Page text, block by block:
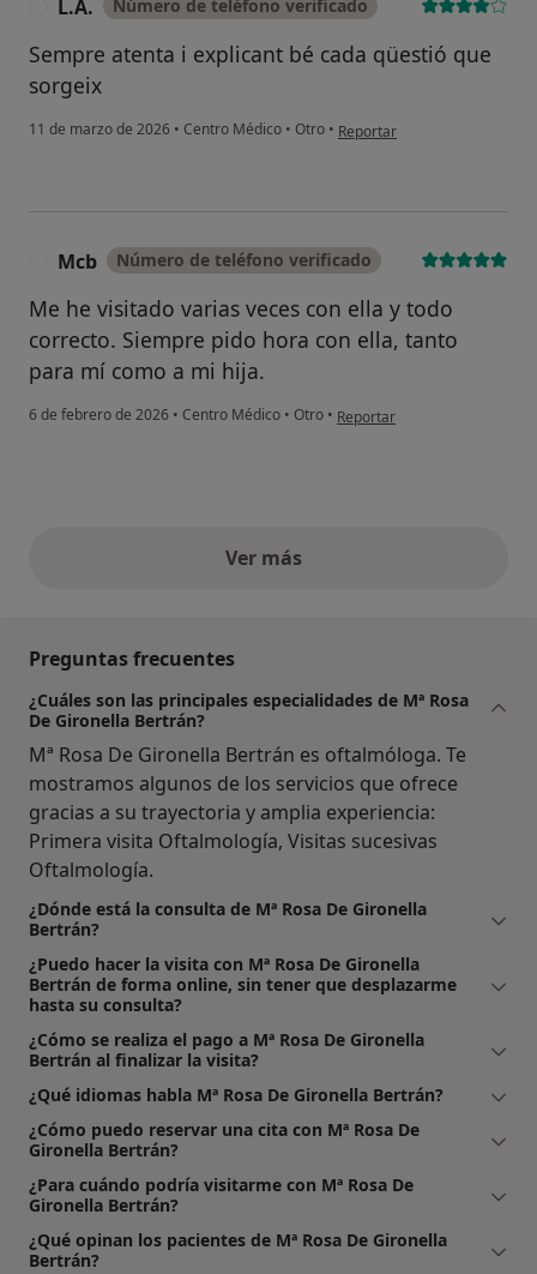
L.A. Número de teléfono verificado
Sempre atenta i explicant bé cada qüestió que
sorgeix
11 de marzo de 2026 • Centro Médico • Otro • en opinión del usuario L.A.
Reportar
Mcb Número de teléfono verificado
Me he visitado varias veces con ella y todo
correcto. Siempre pido hora con ella, tanto
para mí como a mi hija.
6 de febrero de 2026 • Centro Médico • Otro • en opinión del usuario Mcb
Reportar
Ver másopiniones anteriores
Preguntas frecuentes
¿Cuáles son las principales especialidades de Mª Rosa
De Gironella Bertrán?
Mª Rosa De Gironella Bertrán es oftalmóloga. Te
mostramos algunos de los servicios que ofrece
gracias a su trayectoria y amplia experiencia:
Primera visita Oftalmología, Visitas sucesivas
Oftalmología.
¿Dónde está la consulta de Mª Rosa De Gironella
Bertrán?
¿Puedo hacer la visita con Mª Rosa De Gironella
Bertrán de forma online, sin tener que desplazarme
hasta su consulta?
¿Cómo se realiza el pago a Mª Rosa De Gironella
Bertrán al finalizar la visita?
¿Qué idiomas habla Mª Rosa De Gironella Bertrán?
¿Cómo puedo reservar una cita con Mª Rosa De
Gironella Bertrán?
¿Para cuándo podría visitarme con Mª Rosa De
Gironella Bertrán?
¿Qué opinan los pacientes de Mª Rosa De Gironella
Bertrán?